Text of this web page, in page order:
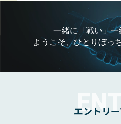
一緒に「戦い」一
ようこそ、ひとりぼっ
エントリ